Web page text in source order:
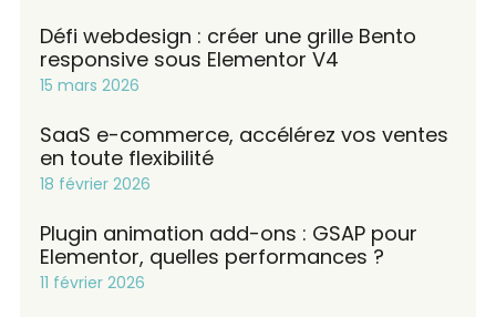
Défi webdesign : créer une grille Bento
responsive sous Elementor V4
15 mars 2026
SaaS e-commerce, accélérez vos ventes
en toute flexibilité
18 février 2026
Plugin animation add-ons : GSAP pour
Elementor, quelles performances ?
11 février 2026